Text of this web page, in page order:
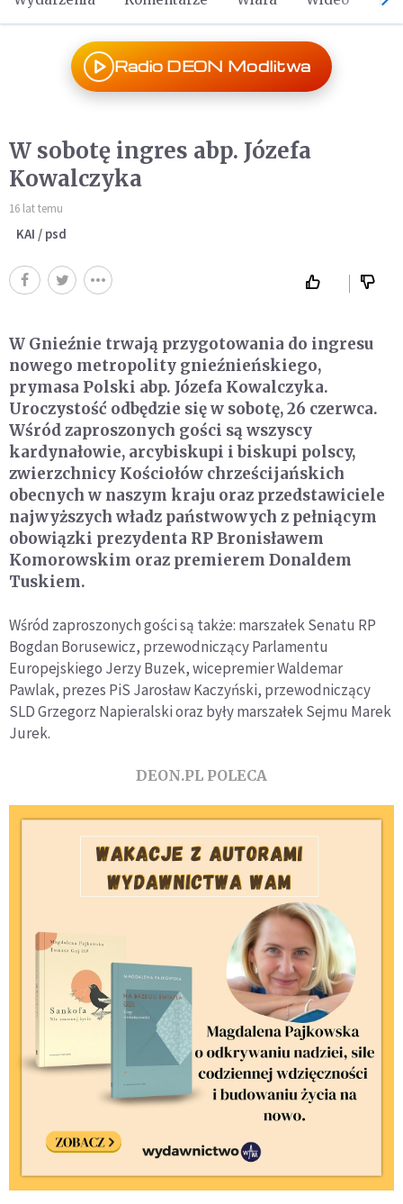
Radio DEON Modlitwa
W sobotę ingres abp. Józefa
Kowalczyka
16 lat temu
KAI / psd
W Gnieźnie trwają przygotowania do ingresu
nowego metropolity gnieźnieńskiego,
prymasa Polski abp. Józefa Kowalczyka.
Uroczystość odbędzie się w sobotę, 26 czerwca.
Wśród zaproszonych gości są wszyscy
kardynałowie, arcybiskupi i biskupi polscy,
zwierzchnicy Kościołów chrześcijańskich
obecnych w naszym kraju oraz przedstawiciele
najwyższych władz państwowych z pełniącym
obowiązki prezydenta RP Bronisławem
Komorowskim oraz premierem Donaldem
Tuskiem.
Wśród zaproszonych gości są także: marszałek Senatu RP
Bogdan Borusewicz, przewodniczący Parlamentu
Europejskiego Jerzy Buzek, wicepremier Waldemar
Pawlak, prezes PiS Jarosław Kaczyński, przewodniczący
SLD Grzegorz Napieralski oraz były marszałek Sejmu Marek
Jurek.
DEON.PL POLECA